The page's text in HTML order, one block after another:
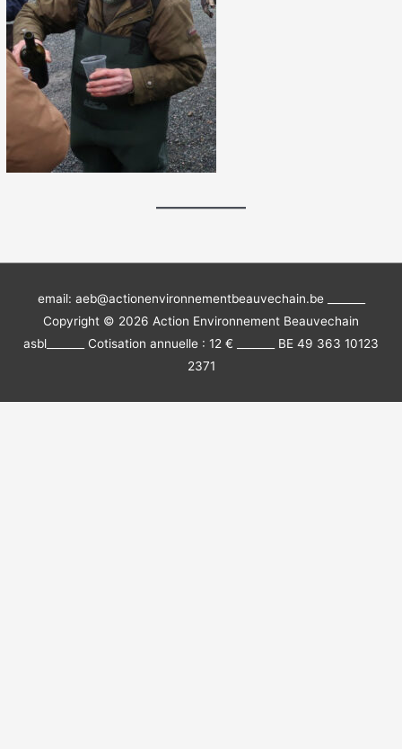
email: aeb@actionenvironnementbeauvechain.be _______
Copyright © 2026 Action Environnement Beauvechain
asbl _______ Cotisation annuelle : 12 € _______ BE 49 363 10123
2371